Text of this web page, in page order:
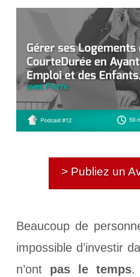
> Publiez un
Beaucoup de
impossible d’investir
n’ont pas le temps.